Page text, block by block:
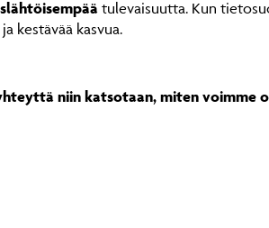
tulevaisuutta. Kun
kestävää kasvua.
niin katsotaan, miten voimme